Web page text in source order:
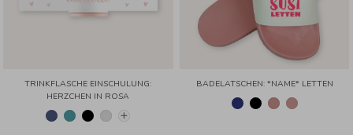
TRINKFLASCHE EINSCHULUNG:
HERZCHEN IN ROSA
BADELATSCHEN: *NAME* LETTEN